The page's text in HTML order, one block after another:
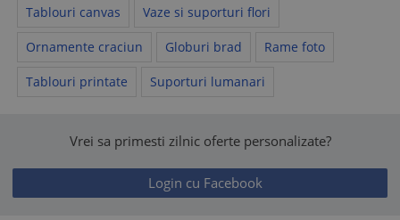
Tablouri canvas Vaze si suporturi flori
Ornamente craciun Globuri brad Rame foto
Tablouri printate Suporturi lumanari
Vrei sa primesti zilnic oferte personalizate?
Login cu Facebook